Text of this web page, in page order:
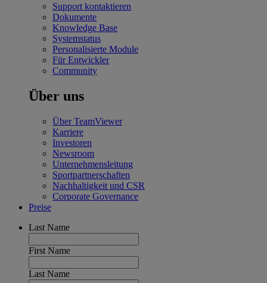
Support kontaktieren
Dokumente
Knowledge Base
Systemstatus
Personalisierte Module
Für Entwickler
Community
Über uns
Über TeamViewer
Karriere
Investoren
Newsroom
Unternehmensleitung
Sportpartnerschaften
Nachhaltigkeit und CSR
Corporate Governance
Preise
Last Name
First Name
Last Name